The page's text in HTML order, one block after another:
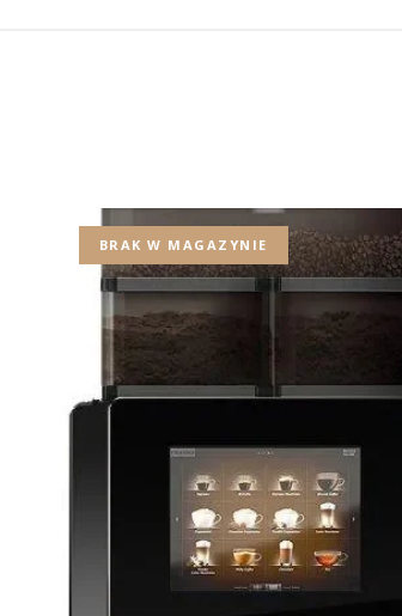
BRAK W MAGAZYNIE